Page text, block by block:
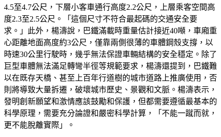
4.5至4.7公尺，下層小客車通行高度2.2公尺，上層乘客空間高
度2.3至2.5公尺。「這個尺寸不符合最起碼的交通安全要
求。」此外，楊濤說，巴鐵滿載時重量估計接近40噸，車廂重
心距離地面高度約3公尺，僅靠兩側很薄的車體鋼殼支撐，以
時速30公里行駛時，幾乎無法保證車輛結構的安全穩定。除了
巨型車體無法滿足轉彎半徑等規範要求，楊濤還提到，巴鐵難
以在既存天橋、甚至上百年行道樹的城市道路上推廣使用，否
則將導致大量拆遷，破壞城市歷史、景觀和文脈。楊濤表示，
發明創新願望和激情應該鼓勵和保護，但都需要遵循最基本的
科學原理，需要充分論證和嚴密科學計算，「不能一蹴而就，
更不能脫離實際」。